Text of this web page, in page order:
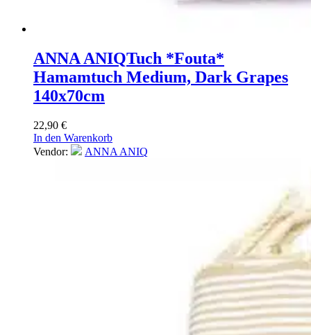
ANNA ANIQTuch *Fouta*
Hamamtuch Medium, Dark Grapes
140x70cm
22,90 €
In den Warenkorb
Vendor:
ANNA ANIQ